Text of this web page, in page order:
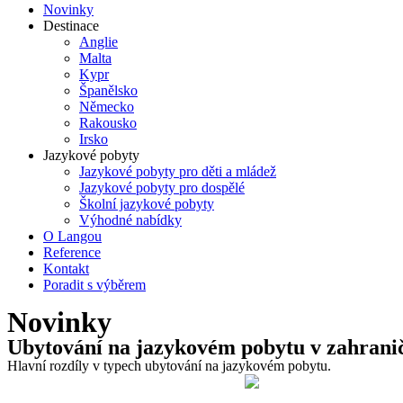
Novinky
Destinace
Anglie
Malta
Kypr
Španělsko
Německo
Rakousko
Irsko
Jazykové pobyty
Jazykové pobyty pro děti a mládež
Jazykové pobyty pro dospělé
Školní jazykové pobyty
Výhodné nabídky
O Langou
Reference
Kontakt
Poradit s výběrem
Novinky
Ubytování na jazykovém pobytu v
Hlavní rozdíly v typech ubytování na jazykovém pobytu.